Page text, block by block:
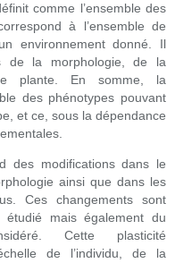
comme l’ensemble des
à l’ensemble de
environnement donné. Il
de la morphologie, de la
plante. En somme, la
des phénotypes pouvant
et ce, sous la dépendance
des modifications dans le
ainsi que dans les
Ces changements sont
étudié mais également du
Cette plasticité
de l’individu, de la